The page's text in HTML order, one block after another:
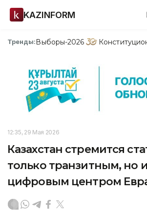
KAZINFORM
Тренды:Выборы-2026
12:35, 29 Мая 2026
Казахстан стремится
только транзитным, но и
цифровым центром